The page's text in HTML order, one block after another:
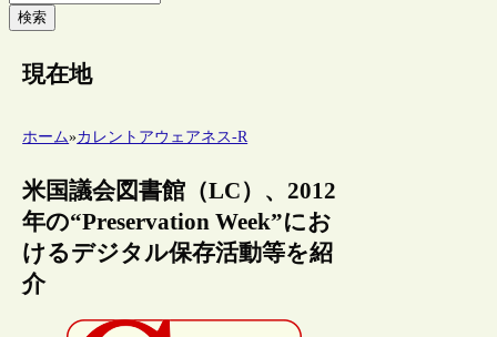
検索
現在地
ホーム»カレントアウェアネス-R
米国議会図書館（LC）、2012
年の“Preservation Week”にお
けるデジタル保存活動等を紹
介